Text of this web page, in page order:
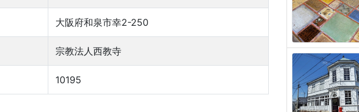
大阪府和泉市幸2-250
宗教法人西教寺
10195